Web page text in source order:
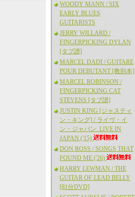
WOODY MANN / SIX
EARLY BLUES
GUITARISTS
JERRY WILLARD /
FINGERPICKING DYLAN
[タブ譜]
MARCEL DADI / GUITARE
POUR DEBUTANT [教則本]
MARCEL ROBINSON /
FINGERPICKING CAT
STEVENS [タブ譜]
JUSTIN KING [ジャスティ
ン・キング] / ライヴ・イ
ン・ジャパン: LIVE IN
JAPAN ('15)
DON ROSS / SONGS THAT
FOUND ME ('26)
HARRY LEWMAN / THE
GUITAR OF LEAD BELLY
[81分DVD]